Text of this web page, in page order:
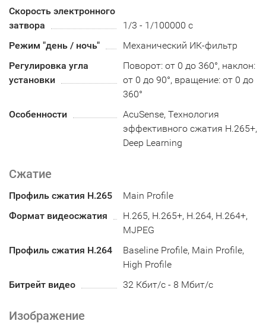
Скорость электронного
затвора
1/3 - 1/100000 с
Режим "день / ночь"
Механический ИК-фильтр
Регулировка угла
установки
Поворот: от 0 до 360°, наклон:
от 0 до 90°, вращение: от 0 до
360°
Особенности
AcuSense, Технология
эффективного сжатия H.265+,
Deep Learning
Сжатие
Профиль сжатия H.265
Main Profile
Формат видеосжатия
H.265, H.265+, H.264, H.264+,
MJPEG
Профиль сжатия H.264
Baseline Profile, Main Profile,
High Profile
Битрейт видео
32 Кбит/с - 8 Мбит/с
Изображение